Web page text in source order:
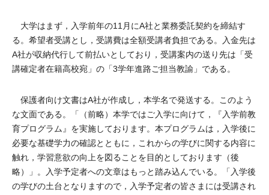
大学はまず，入学前年の11月にA社と業務委託契約を締結す
る。希望者受講とし，受講費は全額受講者負担である。入金先は
A社が収納代行して前払いとしており，受講案内の送り先は「受
講確定者在籍高校宛」の「3学年進路ご担当教諭」である。
保護者向け文書はA社が作成し，本学名で発送する。このよう
な文面である。「（前略）本学ではご入学に向けて，『入学前教
育プログラム』を実施しております。本プログラムは，入学後に
必要な基礎学力の確認とともに，これからの学びに関する内容に
触れ，学習意欲の向上を図ることを目的としております（後
略）」。入学予定者への文章はもっと踏み込んでいる。「入学後
の学びの土台となりますので，入学予定者の皆さまには受講され